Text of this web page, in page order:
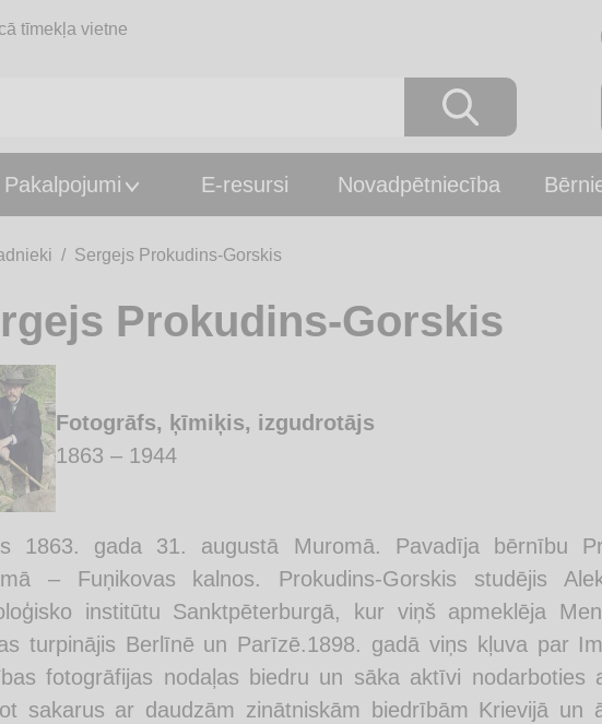
tīmekļa vietne
Pakalpojumi E-resursi Novadpētniecība
Sergejs Prokudins-Gorskis
Prokudins-Gorskis
Fotogrāfs, ķīmiķis, izgudrotājs
1863 – 1944
1863. gada 31. augustā Muromā. Pavadīja bērnību
– Fuņikovas kalnos. Prokudins-Gorskis studējis
institūtu Sanktpēterburgā, kur viņš apmeklēja
turpinājis Berlīnē un Parīzē.1898. gadā viņs kļuva par
fotogrāfijas nodaļas biedru un sāka aktīvi nodarboties
sakarus ar daudzām zinātniskām biedrībām Krievijā un